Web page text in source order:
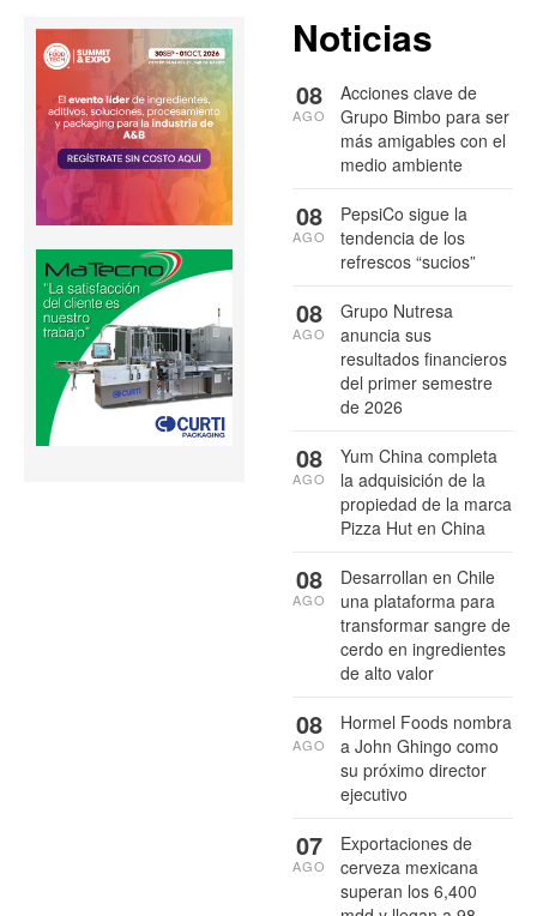
Noticias
Acciones clave de
Grupo Bimbo para ser
más amigables con el
medio ambiente
08
AGO
PepsiCo sigue la
tendencia de los
refrescos “sucios”
08
AGO
Grupo Nutresa
anuncia sus
resultados financieros
del primer semestre
de 2026
08
AGO
Yum China completa
la adquisición de la
propiedad de la marca
Pizza Hut en China
08
AGO
Desarrollan en Chile
una plataforma para
transformar sangre de
cerdo en ingredientes
de alto valor
08
AGO
Hormel Foods nombra
a John Ghingo como
su próximo director
ejecutivo
08
AGO
Exportaciones de
cerveza mexicana
superan los 6,400
07
AGO